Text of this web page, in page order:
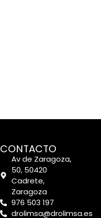
CONTACTO
Av de Zaragoza,
50, 50420
Cadrete,
Zaragoza
976 503 197
drolimsa@drolimsa.es